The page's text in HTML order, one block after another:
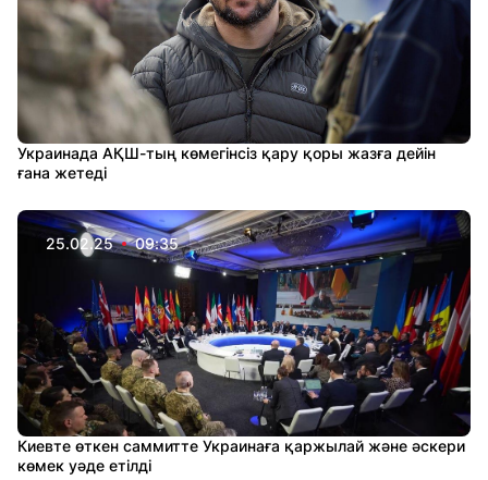
Украинада АҚШ-тың көмегінсіз қару қоры жазға дейін
ғана жетеді
25.02.25 09:35
Киевте өткен саммитте Украинаға қаржылай және әскери
көмек уәде етілді